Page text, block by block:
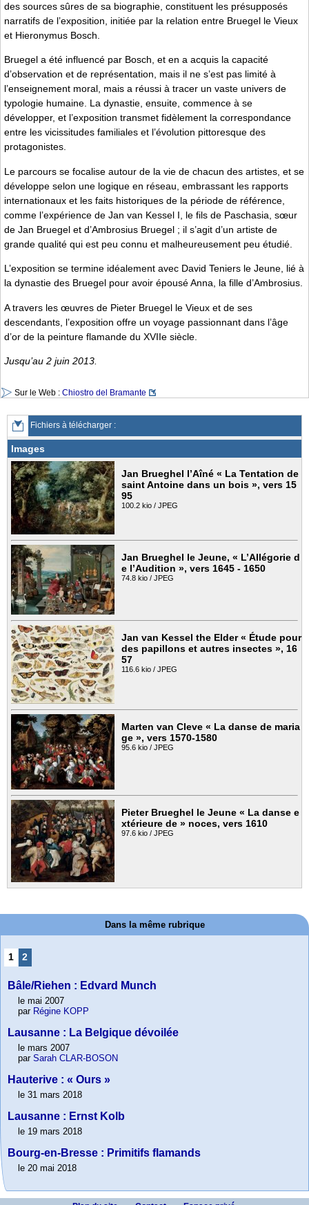
des sources sûres de sa biographie, constituent les présupposés
narratifs de l’exposition, initiée par la relation entre Bruegel le Vieux
et Hieronymus Bosch.
Bruegel a été influencé par Bosch, et en a acquis la capacité
d’observation et de représentation, mais il ne s’est pas limité à
l’enseignement moral, mais a réussi à tracer un vaste univers de
typologie humaine. La dynastie, ensuite, commence à se
développer, et l’exposition transmet fidèlement la correspondance
entre les vicissitudes familiales et l’évolution pittoresque des
protagonistes.
Le parcours se focalise autour de la vie de chacun des artistes, et se
développe selon une logique en réseau, embrassant les rapports
internationaux et les faits historiques de la période de référence,
comme l’expérience de Jan van Kessel I, le fils de Paschasia, sœur
de Jan Bruegel et d’Ambrosius Bruegel ; il s’agit d’un artiste de
grande qualité qui est peu connu et malheureusement peu étudié.
L’exposition se termine idéalement avec David Teniers le Jeune, lié à
la dynastie des Bruegel pour avoir épousé Anna, la fille d’Ambrosius.
A travers les œuvres de Pieter Bruegel le Vieux et de ses
descendants, l’exposition offre un voyage passionnant dans l’âge
d’or de la peinture flamande du XVIIe siècle.
Jusqu’au 2 juin 2013.
Sur le Web : Chiostro del Bramante
Fichiers à télécharger :
Images
Jan Brueghel l’Aîné « La Tentation de
saint Antoine dans un bois », vers 15
95
100.2 kio / JPEG
Jan Brueghel le Jeune, « L’Allégorie d
e l’Audition », vers 1645 - 1650
74.8 kio / JPEG
Jan van Kessel the Elder « Étude pour
des papillons et autres insectes », 16
57
116.6 kio / JPEG
Marten van Cleve « La danse de maria
ge », vers 1570-1580
95.6 kio / JPEG
Pieter Brueghel le Jeune « La danse e
xtérieure de » noces, vers 1610
97.6 kio / JPEG
Dans la même rubrique
1 2
Bâle/Riehen : Edvard Munch
le mai 2007
par Régine KOPP
Lausanne : La Belgique dévoilée
le mars 2007
par Sarah CLAR-BOSON
Hauterive : « Ours »
le 31 mars 2018
Lausanne : Ernst Kolb
le 19 mars 2018
Bourg-en-Bresse : Primitifs flamands
le 20 mai 2018